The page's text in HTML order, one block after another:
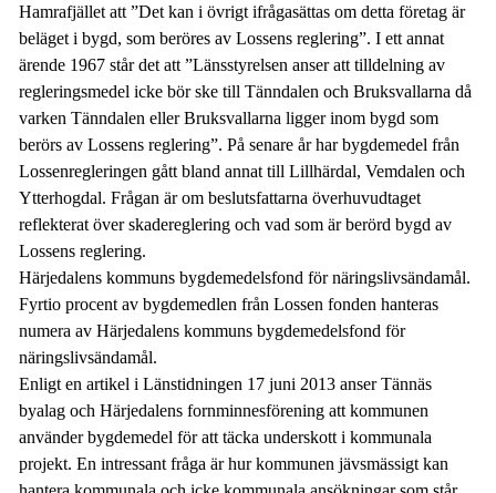
Hamrafjället att ”Det kan i övrigt ifrågasättas om detta företag är
beläget i bygd, som beröres av Lossens reglering”. I ett annat
ärende 1967 står det att ”Länsstyrelsen anser att tilldelning av
regleringsmedel icke bör ske till Tänndalen och Bruksvallarna då
varken Tänndalen eller Bruksvallarna ligger inom bygd som
berörs av Lossens reglering”. På senare år har bygdemedel från
Lossenregleringen gått bland annat till Lillhärdal, Vemdalen och
Ytterhogdal. Frågan är om beslutsfattarna överhuvudtaget
reflekterat över skadereglering och vad som är berörd bygd av
Lossens reglering.
Härjedalens kommuns bygdemedelsfond för näringslivsändamål.
Fyrtio procent av bygdemedlen från Lossen fonden hanteras
numera av Härjedalens kommuns bygdemedelsfond för
näringslivsändamål.
Enligt en artikel i Länstidningen 17 juni 2013 anser Tännäs
byalag och Härjedalens fornminnesförening att kommunen
använder bygdemedel för att täcka underskott i kommunala
projekt. En intressant fråga är hur kommunen jävsmässigt kan